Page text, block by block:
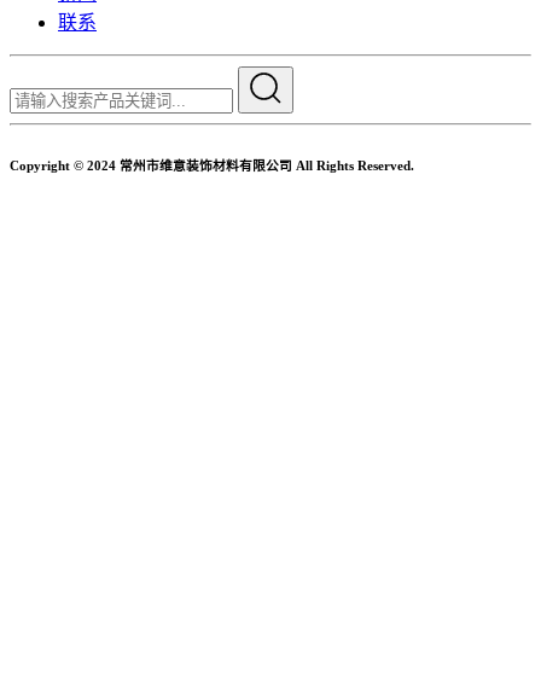
联系
Copyright © 2024 常州市维意装饰材料有限公司 All Rights Reserved.